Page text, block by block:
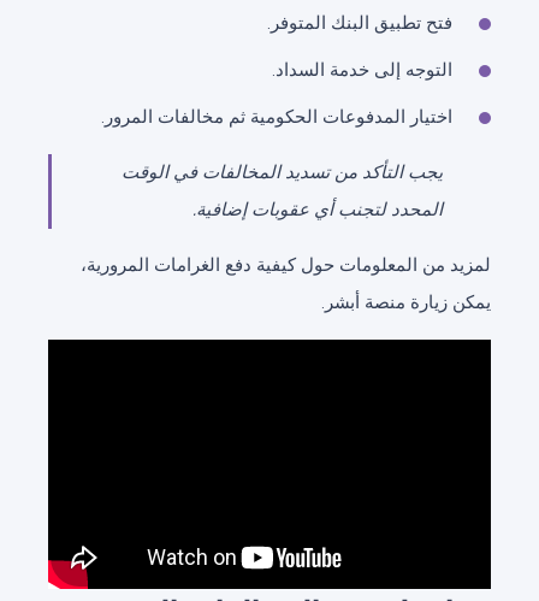
فتح تطبيق البنك المتوفر.
التوجه إلى خدمة السداد.
اختيار المدفوعات الحكومية ثم مخالفات المرور.
يجب التأكد من تسديد المخالفات في الوقت
المحدد لتجنب أي عقوبات إضافية.
لمزيد من المعلومات حول كيفية دفع الغرامات المرورية،
يمكن زيارة منصة أبشر.